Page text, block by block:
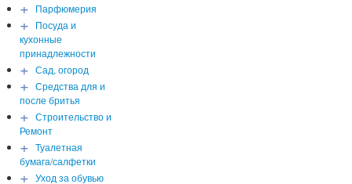
+ Парфюмерия
+ Посуда и
кухонные
принадлежности
+ Сад, огород
+ Средства для и
после бритья
+ Строительство и
Ремонт
+ Туалетная
бумага/салфетки
+ Уход за обувью